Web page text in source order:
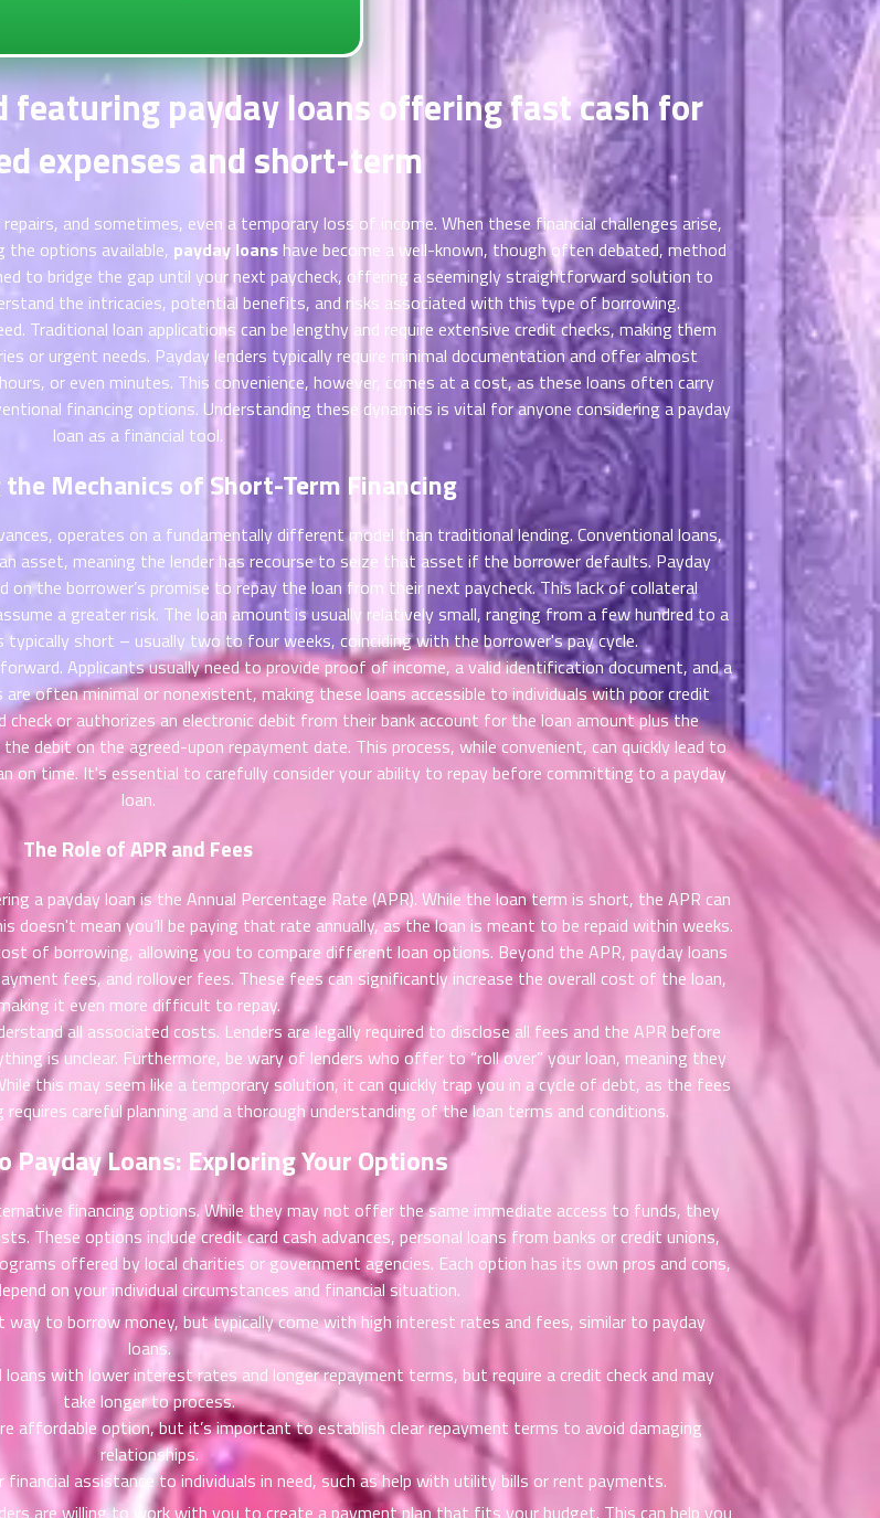
featuring payday loans offering fast cash for
expenses and short-term
and sometimes, even a temporary loss of income. When these financial challenges arise,
the options available, payday loanshave become a well-known, though often debated, method
to bridge the gap until your next paycheck, offering a seemingly straightforward solution to
the intricacies, potential benefits, and risks associated with this type of borrowing.
Traditional loan applications can be lengthy and require extensive credit checks, making them
or urgent needs. Payday lenders typically require minimal documentation and offer almost
or even minutes. This convenience, however, comes at a cost, as these loans often carry
financing options. Understanding these dynamics is vital for anyone considering a payday
loan as a financial tool.
Mechanics of Short-Term Financing
operates on a fundamentally different model than traditional lending. Conventional loans,
asset, meaning the lender has recourse to seize that asset if the borrower defaults. Payday
on the borrower’s promise to repay the loan from their next paycheck. This lack of collateral
a greater risk. The loan amount is usually relatively small, ranging from a few hundred to a
short – usually two to four weeks, coinciding with the borrower's pay cycle.
Applicants usually need to provide proof of income, a valid identification document, and a
often minimal or nonexistent, making these loans accessible to individuals with poor credit
or authorizes an electronic debit from their bank account for the loan amount plus the
debit on the agreed-upon repayment date. This process, while convenient, can quickly lead to
on time. It's essential to carefully consider your ability to repay before committing to a payday
loan.
The Role of APR and Fees
a payday loan is the Annual Percentage Rate (APR). While the loan term is short, the APR can
doesn't mean you’ll be paying that rate annually, as the loan is meant to be repaid within weeks.
of borrowing, allowing you to compare different loan options. Beyond the APR, payday loans
fees, and rollover fees. These fees can significantly increase the overall cost of the loan,
it even more difficult to repay.
all associated costs. Lenders are legally required to disclose all fees and the APR before
is unclear. Furthermore, be wary of lenders who offer to “roll over” your loan, meaning they
this may seem like a temporary solution, it can quickly trap you in a cycle of debt, as the fees
requires careful planning and a thorough understanding of the loan terms and conditions.
Loans: Exploring Your Options
financing options. While they may not offer the same immediate access to funds, they
These options include credit card cash advances, personal loans from banks or credit unions,
offered by local charities or government agencies. Each option has its own pros and cons,
on your individual circumstances and financial situation.
to borrow money, but typically come with high interest rates and fees, similar to payday
loans.
with lower interest rates and longer repayment terms, but require a credit check and may
take longer to process.
affordable option, but it’s important to establish clear repayment terms to avoid damaging
relationships.
assistance to individuals in need, such as help with utility bills or rent payments.
are willing to work with you to create a payment plan that fits your budget. This can help you